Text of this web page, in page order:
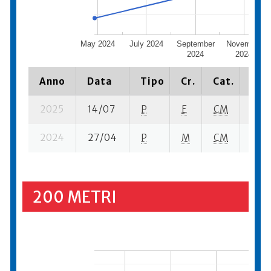
May 2024 July 2024
September
2024
November
2024
Anno Data Tipo Cr. Cat.
2025 14/07 P E CM
2024 27/04 P M CM
200 METRI